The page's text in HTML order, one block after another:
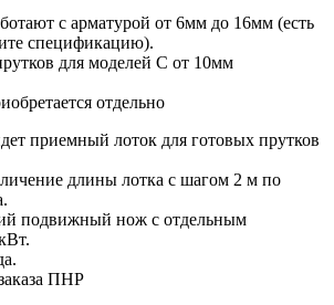
с арматурой от 6мм до 16мм (есть
спецификацию).
для моделей C от 10мм
отдельно
приемный лоток для готовых прутков
длины лотка c шагом 2 м по
подвижный нож с отдельным
ПНР